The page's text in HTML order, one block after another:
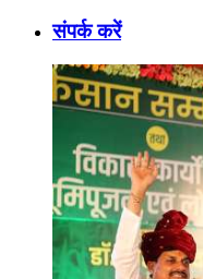
संपर्क करें